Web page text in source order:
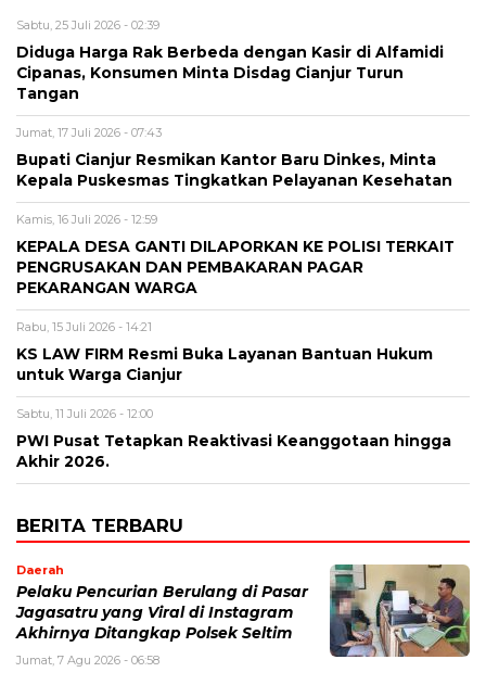
Sabtu, 25 Juli 2026 - 02:39
Diduga Harga Rak Berbeda dengan Kasir di Alfamidi
Cipanas, Konsumen Minta Disdag Cianjur Turun
Tangan
Jumat, 17 Juli 2026 - 07:43
Bupati Cianjur Resmikan Kantor Baru Dinkes, Minta
Kepala Puskesmas Tingkatkan Pelayanan Kesehatan
Kamis, 16 Juli 2026 - 12:59
KEPALA DESA GANTI DILAPORKAN KE POLISI TERKAIT
PENGRUSAKAN DAN PEMBAKARAN PAGAR
PEKARANGAN WARGA
Rabu, 15 Juli 2026 - 14:21
KS LAW FIRM Resmi Buka Layanan Bantuan Hukum
untuk Warga Cianjur
Sabtu, 11 Juli 2026 - 12:00
PWI Pusat Tetapkan Reaktivasi Keanggotaan hingga
Akhir 2026.
BERITA TERBARU
Daerah
Pelaku Pencurian Berulang di Pasar
Jagasatru yang Viral di Instagram
Akhirnya Ditangkap Polsek Seltim
Jumat, 7 Agu 2026 - 06:58